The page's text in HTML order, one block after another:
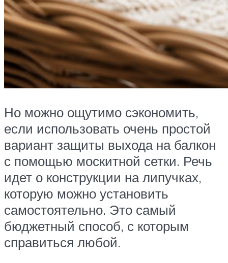
Но можно ощутимо сэкономить,
если использовать очень простой
вариант защиты выхода на балкон
с помощью москитной сетки. Речь
идет о конструкции на липучках,
которую можно установить
самостоятельно. Это самый
бюджетный способ, с которым
справиться любой.